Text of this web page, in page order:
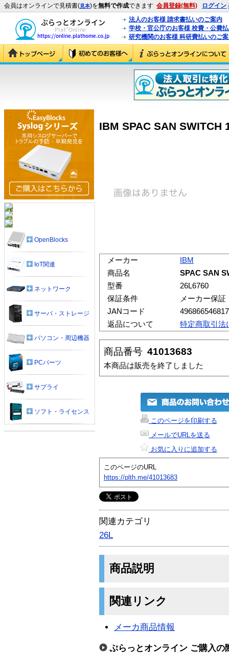
会員はオンラインで見積書(見本)を無料で作成できます 会員登録(無料) ログイン
法人のお客様 請求書払いのご案内
学校・官公庁のお客様 校費・公費
研究機関のお客様 科研費払いのご
IBM SPAC SAN SWITCH
メーカー
IBM
商品名
SPAC SAN
型番
26L6760
保証条件
メーカー保証
JANコード
返品について
特定商取引法
商品番号 41013683
本商品は販売を終了しました
このページを印刷する
メールでURLを送る
お気に入りに追加する
このページのURL
https://plth.me/41013683
関連カテゴリ
26L
商品説明
関連リンク
メーカ商品情報
ぷらっとオンライン ご購入の
OpenBlocks
IoT関連
ネットワーク
サーバ・ストレージ
パソコン・周辺機器
PCパーツ
サプライ
ソフト・ライセンス